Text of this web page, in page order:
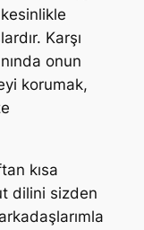
Karşı
onun
korumak,
kısa
dilini sizden